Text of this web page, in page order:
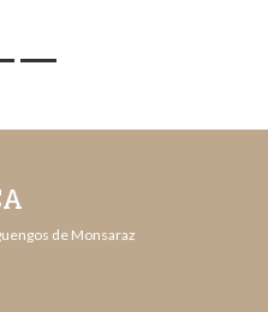
de Monsaraz